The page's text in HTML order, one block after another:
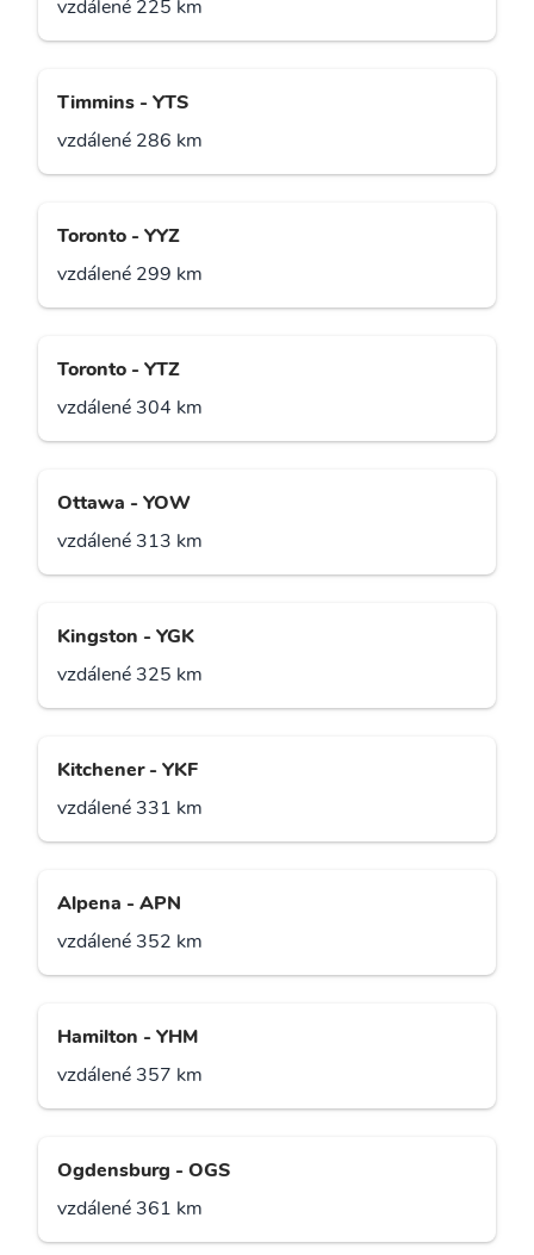
vzdálené 225 km
Timmins - YTS
vzdálené 286 km
Toronto - YYZ
vzdálené 299 km
Toronto - YTZ
vzdálené 304 km
Ottawa - YOW
vzdálené 313 km
Kingston - YGK
vzdálené 325 km
Kitchener - YKF
vzdálené 331 km
Alpena - APN
vzdálené 352 km
Hamilton - YHM
vzdálené 357 km
Ogdensburg - OGS
vzdálené 361 km